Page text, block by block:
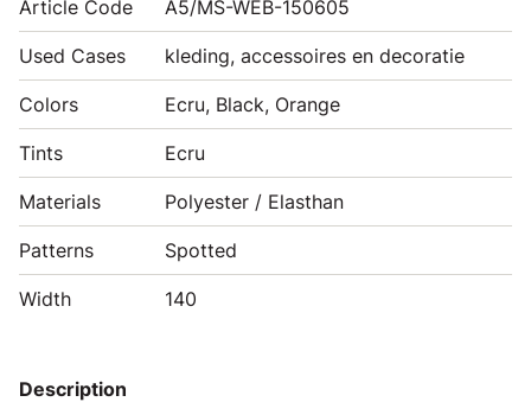
Article Code A5/MS-WEB-150605
Used Cases kleding, accessoires en decoratie
Colors Ecru, Black, Orange
Tints Ecru
Materials Polyester / Elasthan
Patterns Spotted
Width 140
Description